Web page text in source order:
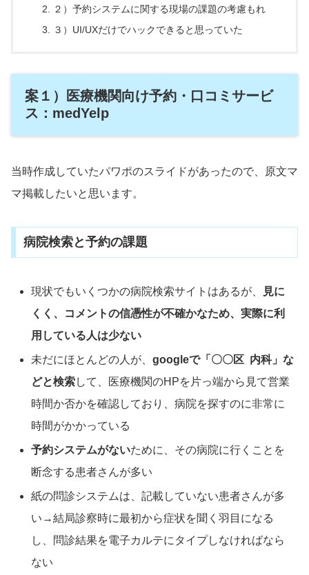
２）予約システムに関する現場の課題の考慮もれ
３）UI/UXだけでハックできると思っていた
案１）医療機関向け予約・口コミサービ
ス：medYelp
当時作成していたパワポのスライドがあったので、原文マ
マ掲載したいと思います。
病院検索と予約の課題
現状でもいくつかの病院検索サイトはあるが、
見に
くく、コメントの信憑性が不確かなため、実際に利
用している人は少ない
未だにほとんどの人が、googleで「〇〇区 内科」な
どと検索して、医療機関のHPを片っ端から見て営業
時間か否かを確認しており、病院を探すのに非常に
時間がかかっている
予約システムがないために、その病院に行くことを
断念する患者さんが多い
紙の問診システムは、記載していない患者さんが多
い→結局診察時に最初から症状を聞く羽目になる
し、問診結果を電子カルテにタイプしなければなら
ない